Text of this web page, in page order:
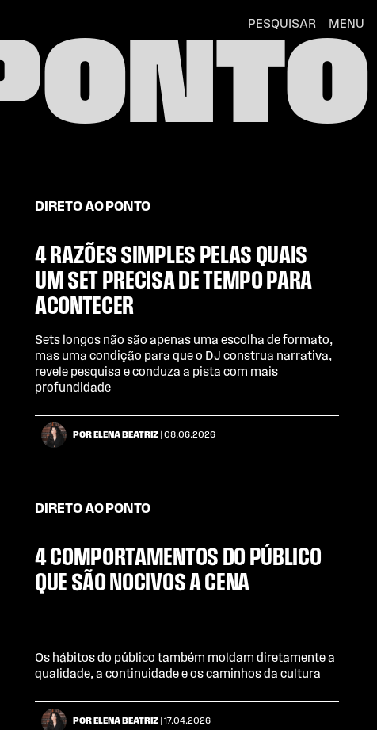
PESQUISAR MENU
DIRETO AO PONTO
4 RAZÕES SIMPLES PELAS QUAIS
UM SET PRECISA DE TEMPO PARA
ACONTECER
Sets longos não são apenas uma escolha de formato,
mas uma condição para que o DJ construa narrativa,
revele pesquisa e conduza a pista com mais
profundidade
POR ELENA BEATRIZ | 08.06.2026
DIRETO AO PONTO
4 COMPORTAMENTOS DO PÚBLICO
QUE SÃO NOCIVOS A CENA
Os hábitos do público também moldam diretamente a
qualidade, a continuidade e os caminhos da cultura
POR ELENA BEATRIZ | 17.04.2026